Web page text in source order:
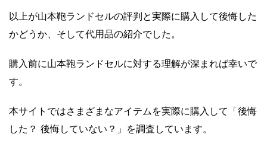
以上が山本鞄ランドセルの評判と実際に購入して後悔した
かどうか、そして代用品の紹介でした。
購入前に山本鞄ランドセルに対する理解が深まれば幸いで
す。
本サイトではさまざまなアイテムを実際に購入して「後悔
した？ 後悔していない？」を調査しています。